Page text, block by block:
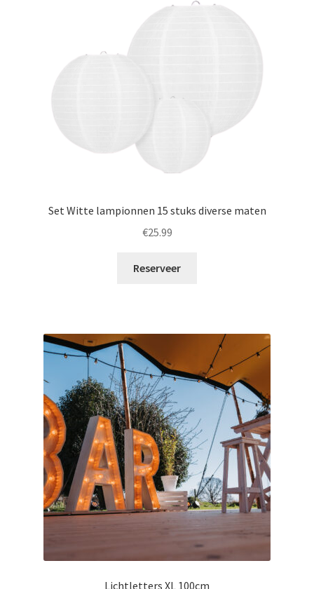
Set Witte lampionnen 15 stuks diverse maten
€25.99
Reserveer
Lichtletters XL 100cm